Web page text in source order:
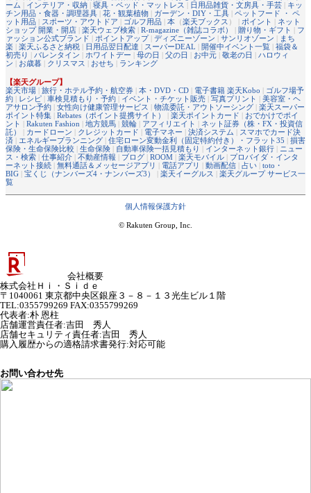
ーム | インテリア・収納 | 寝具・ベッド・マットレス | 日用品雑貨・文房具・手芸 | キッ
チン用品・食器・調理器具 | 花・観葉植物 | ガーデン・DIY・工具 | ペットフード ・ ペ
ット用品 | スポーツ・アウトドア | ゴルフ用品 | 本 （楽天ブックス ） | ポイント | ネット
ショップ 開業・開店 | 楽天ウェブ検索 | R-magazine（雑誌コラボ） | 贈り物・ギフト | フ
ァッション公式ブランド | ポイントアップ| ディズニーゾーン | サンリオゾーン | まち
楽 | 楽天ふるさと納税 | 日用品翌日配達 | スーパーDEAL | 開催中イベント一覧 | 福袋＆
初売り | バレンタイン | ホワイトデー | 母の日 | 父の日 | お中元 | 敬老の日 | ハロウィ
ン | お歳暮 | クリスマス | おせち | ランキング
【楽天グループ】
楽天市場 | 旅行・ホテル予約・航空券 | 本・DVD・CD | 電子書籍 楽天Kobo | ゴルフ場予
約 | レシピ | 車検見積もり・予約 | イベント・チケット販売 | 写真プリント | 美容室・ヘ
アサロン予約 | 女性向け健康管理サービス | 物流委託・アウトソーシング | 楽天スーパー
ポイント特集 | Rebates（ポイント提携サイト） | 楽天ポイントカード | おでかけでポイ
ント | Rakuten Fashion | 地方競馬 | 競輪 | アフィリエイト | ネット証券（株・FX・投資信
託）
| カードローン | クレジットカード | 電子マネー | 決済システム | スマホでカード決
済 | エネルギープランニング | 住宅ローン変動金利（固定特約付き）・フラット35 | 損害
保険・生命保険比較 | 生命保険 | 自動車保険一括見積もり | インターネット銀行 | ニュー
ス・検索 | 仕事紹介 | 不動産情報 | ブログ | ROOM | 楽天モバイル | プロバイダ・インタ
ーネット接続 | 無料通話＆メッセージアプリ | 電話アプリ | 動画配信 | 占い | toto・
BIG | 宝くじ（ナンバーズ4・ナンバーズ3） | 楽天イーグルス | 楽天グループ サービス一
覧
個人情報保護方針
© Rakuten Group, Inc.
会社概要
株式会社Ｈｉ・Ｓｉｄｅ
〒1040061 東京都中央区銀座３－８－１３光生ビル１階
TEL:0355799269 FAX:0355799269
代表者:朴 恩柱
店舗運営責任者:吉田 秀人
店舗セキュリティ責任者:吉田 秀人
購入履歴からの適格請求書発行:対応可能
お問い合わせ先